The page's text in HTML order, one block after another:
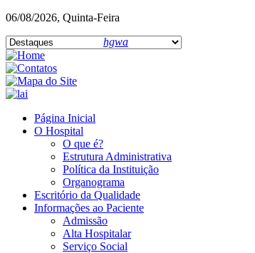
06/08/2026, Quinta-Feira
hgwa
Página Inicial
O Hospital
O que é?
Estrutura Administrativa
Política da Instituição
Organograma
Escritório da Qualidade
Informações ao Paciente
Admissão
Alta Hospitalar
Serviço Social